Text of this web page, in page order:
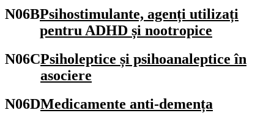
N06BPsihostimulante, agenți utilizați
pentru ADHD și nootropice
N06CPsiholeptice și psihoanaleptice în
asociere
N06DMedicamente anti-demența